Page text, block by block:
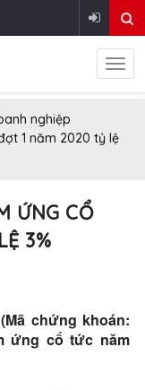
nghiệp
1 năm 2020 tỷ lệ
ỨNG CỔ
3%
chứng khoán:
ứng cổ tức năm